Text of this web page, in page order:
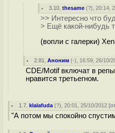
3.10 ,thesame (?), 20:14,
>> Интересно что
> Ещё какой-нибудь
(вопли с галерки)
2.81 ,Аноним (-), 16:59, 26/10/
CDE/Motif включат в
нравится третьегном.
1.7 ,klalafuda (?), 20:01, 25/10/2012 [
"А потом мы спокойно